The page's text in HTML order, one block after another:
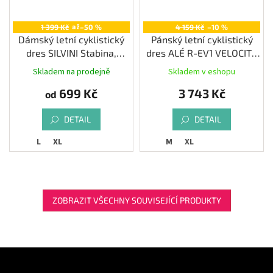
1 399 Kč až–50 %
Dámský letní cyklistický
dres SILVINI Stabina,
plum-fuchsia
Skladem na prodejně
od 699 Kč
DETAIL
L XL
4 159 Kč –10 %
Pánský letní cyklistický
dres ALÉ R-EV1 VELOCITY
2.0, grey
Skladem v eshopu
3 743 Kč
DETAIL
M XL
ZOBRAZIT VŠECHNY SOUVISEJÍCÍ PRODUKTY